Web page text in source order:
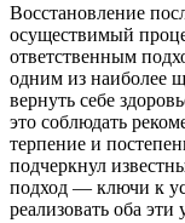
Восстановление
осуществимый
ответственным
одним из наиболее
вернуть себе
это соблюдать
терпение и
подчеркнул
подход — ключи к
реализовать оба